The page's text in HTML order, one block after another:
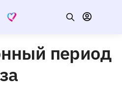
период